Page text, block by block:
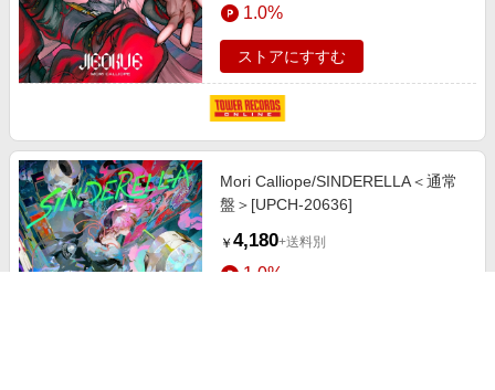
1.0%
ストアにすすむ
Mori Calliope/SINDERELLA＜通常
盤＞[UPCH-20636]
￥ 4,180+送料別
1.0%